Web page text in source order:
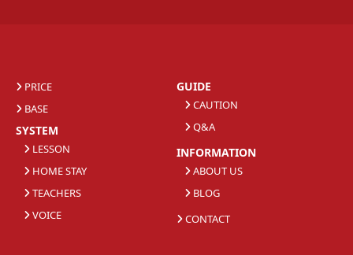
PRICE
BASE
SYSTEM
LESSON
HOME STAY
TEACHERS
VOICE
GUIDE
CAUTION
Q&A
INFORMATION
ABOUT US
BLOG
CONTACT